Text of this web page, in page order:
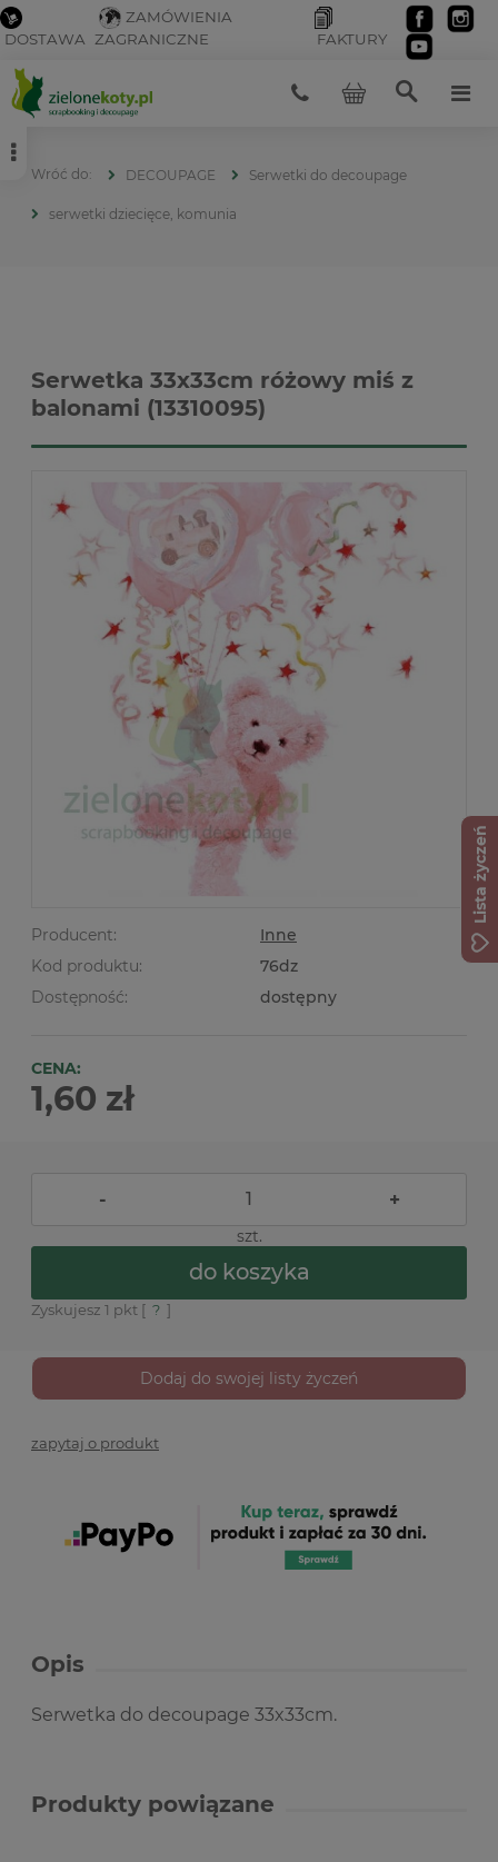
DOSTAWA
ZAMÓWIENIA
ZAGRANICZNE
FAKTURY
DECOUPAGE Serwetki do decoupage
serwetki dziecięce, komunia
Serwetka 33x33cm różowy miś z
balonami (13310095)
Producent:
Inne
Kod produktu:
76dz
Dostępność:
dostępny
CENA:
1,60 zł
- +
szt.
do koszyka
Zyskujesz 1 pkt [ ? ]
Dodaj do swojej listy życzeń
zapytaj o produkt
Opis
Serwetka do decoupage 33x33cm.
Produkty powiązane
Lista życzeń